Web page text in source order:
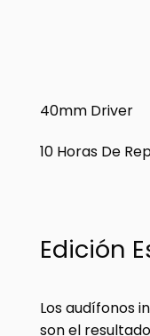
40mm Driver
10 Horas De
Edición
Los audífonos
son el